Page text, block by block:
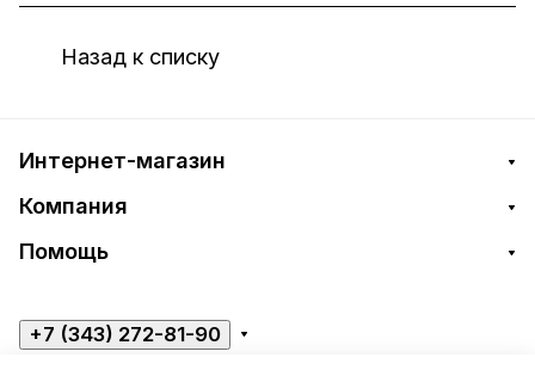
Назад к списку
Интернет-магазин
Компания
Помощь
+7 (343) 272-81-90